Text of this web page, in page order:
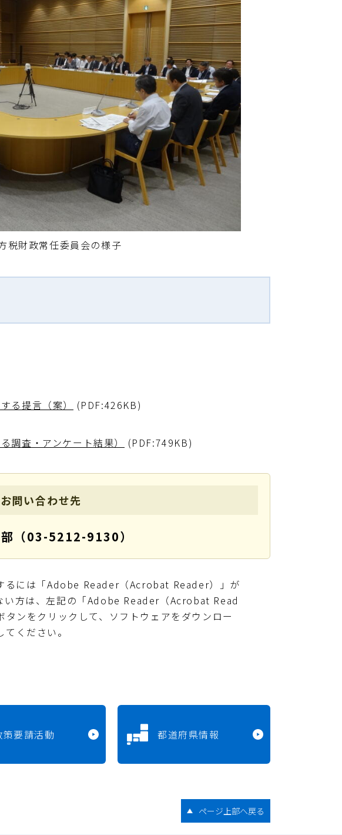
税財政常任委員会の様子
る提言（案）
(PDF:426KB)
査・アンケート結果）
(PDF:749KB)
お問い合わせ先
（03-5212-9130）
るには「Adobe Reader（Acrobat Reader）」が
い方は、左記の「Adobe Reader（Acrobat Read
ンをクリックして、ソフトウェアをダウンロー
ください。
策要請活動 都道府県情報
ページ上部へ戻る